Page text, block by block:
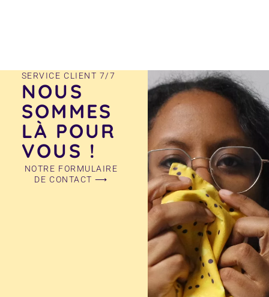
SERVICE CLIENT 7/7
NOUS
SOMMES
LÀ POUR
VOUS !
NOTRE FORMULAIRE
DE CONTACT ⟶